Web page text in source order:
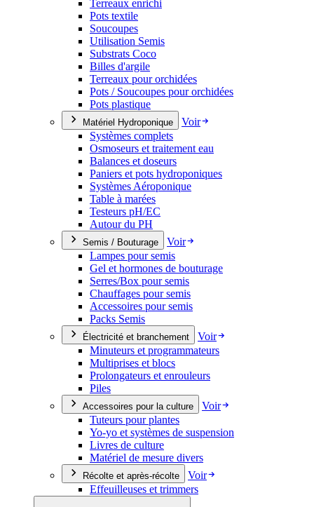
Terreaux enrichi
Pots textile
Soucoupes
Utilisation Semis
Substrats Coco
Billes d'argile
Terreaux pour orchidées
Pots / Soucoupes pour orchidées
Pots plastique
Matériel Hydroponique
Voir
Systèmes complets
Osmoseurs et traitement eau
Balances et doseurs
Paniers et pots hydroponiques
Systèmes Aéroponique
Table à marées
Testeurs pH/EC
Autour du PH
Semis / Bouturage
Voir
Lampes pour semis
Gel et hormones de bouturage
Serres/Box pour semis
Chauffages pour semis
Accessoires pour semis
Packs Semis
Électricité et branchement
Voir
Minuteurs et programmateurs
Multiprises et blocs
Prolongateurs et enrouleurs
Piles
Accessoires pour la culture
Voir
Tuteurs pour plantes
Yo-yo et systèmes de suspension
Livres de culture
Matériel de mesure divers
Récolte et après-récolte
Voir
Effeuilleuses et trimmers